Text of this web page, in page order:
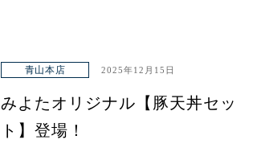
青山本店 2025年12月15日
みよたオリジナル【豚天丼セッ
ト】登場！